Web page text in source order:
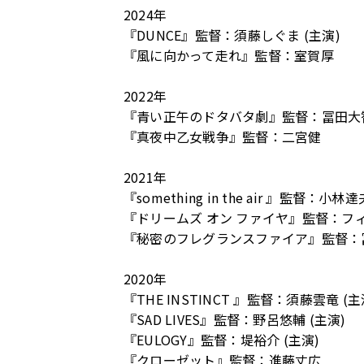
2024年
『DUNCE』監督：須藤しぐま (主演)
『風に向かって走れ』監督：室賀厚
2022年
『⻘い正午のドタバタ劇』監督：冨⽥⼤
『真夜中⼄⼥戦争』監督：⼆宮健
2021年
『something in the air 』監督：⼩林達
『ドリームズ オン ファイヤ』監督：フ
『秘密のフレグランスファイア』監督
2020年
『THE INSTINCT 』監督：須藤雲⻯ (
『SAD LIVES』監督：野呂悠輔 (主演)
『EULOGY』監督：堤裕介 (主演)
『クローゼット』監督：進藤丈広